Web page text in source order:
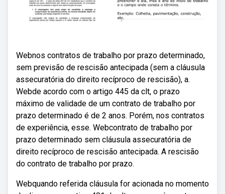
Webnos contratos de trabalho por prazo determinado,
sem previsão de rescisão antecipada (sem a cláusula
assecuratória do direito recíproco de rescisão), a.
Webde acordo com o artigo 445 da clt, o prazo
máximo de validade de um contrato de trabalho por
prazo determinado é de 2 anos. Porém, nos contratos
de experiência, esse. Webcontrato de trabalho por
prazo determinado sem cláusula assecuratória de
direito recíproco de rescisão antecipada. A rescisão
do contrato de trabalho por prazo.
Webquando referida cláusula for acionada no momento